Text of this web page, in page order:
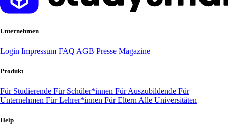
Unternehmen
Login Impressum FAQ AGB Presse Magazine
Produkt
Für Studierende Für Schüler*innen Für Auszubildende Für
Unternehmen Für Lehrer*innen Für Eltern Alle Universitäten
Help